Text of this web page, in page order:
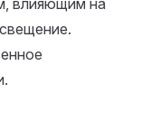
влияющим на